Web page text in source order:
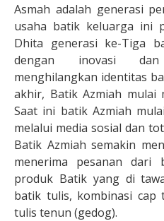
Asmah adalah generasi
usaha batik keluarga ini
Dhita generasi ke-Tiga
dengan inovasi
menghilangkan identitas
akhir, Batik Azmiah mulai
Saat ini batik Azmiah
melalui media sosial dan
Batik Azmiah semakin
menerima pesanan dari
produk Batik yang di
batik tulis, kombinasi cap
tulis tenun (gedog).